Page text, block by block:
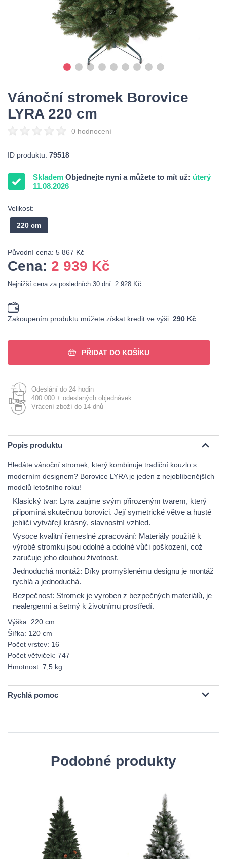
Vánoční stromek Borovice
LYRA 220 cm
0 hodnocení
ID produktu: 79518
Skladem Objednejte nyní a můžete to mít už: úterý
11.08.2026
Velikost:
220 cm
Původní cena: 5 867 Kč
Cena: 2 939 Kč
Nejnižší cena za posledních 30 dní: 2 928 Kč
Zakoupením produktu můžete získat kredit ve výši: 290 Kč
PŘIDAT DO KOŠÍKU
Odeslání do 24 hodin
400 000 + odeslaných objednávek
Vrácení zboží do 14 dnů
Popis produktu
Hledáte vánoční stromek, který kombinuje tradiční kouzlo s
moderním designem? Borovice LYRA je jeden z nejoblíbenějších
modelů letošního roku!
Klasický tvar: Lyra zaujme svým přirozeným tvarem, který
připomíná skutečnou borovici. Její symetrické větve a husté
jehličí vytvářejí krásný, slavnostní vzhled.
Vysoce kvalitní řemeslné zpracování: Materiály použité k
výrobě stromku jsou odolné a odolné vůči poškození, což
zaručuje jeho dlouhou životnost.
Jednoduchá montáž: Díky promyšlenému designu je montáž
rychlá a jednoduchá.
Bezpečnost: Stromek je vyroben z bezpečných materiálů, je
nealergenní a šetrný k životnímu prostředí.
Výška: 220 cm
Šířka: 120 cm
Počet vrstev: 16
Počet větviček: 747
Hmotnost: 7,5 kg
Rychlá pomoc
Podobné produkty